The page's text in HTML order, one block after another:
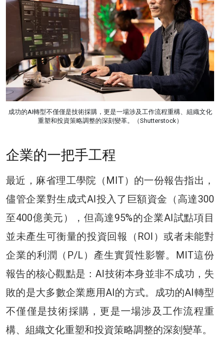
成功的AI轉型不僅僅是技術採購，更是一場涉及工作流程重構、組織文化
重塑和投資策略調整的深刻變革。（Shutterstock）
企業的一把手工程
最近，麻省理工學院（MIT）的一份報告指出，
儘管企業對生成式AI投入了巨額資金（高達300
至400億美元），但高達95%的企業AI試點項目
並未產生可衡量的投資回報（ROI）或者未能對
企業的利潤（P/L）產生實質性影響。MIT這份
報告的核心觀點是：AI技術本身並非不成功，失
敗的是大多數企業應用AI的方式。成功的AI轉型
不僅僅是技術採購，更是一場涉及工作流程重
構、組織文化重塑和投資策略調整的深刻變革。